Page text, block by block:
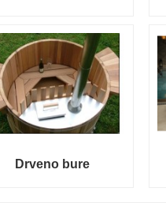
Drveno bure